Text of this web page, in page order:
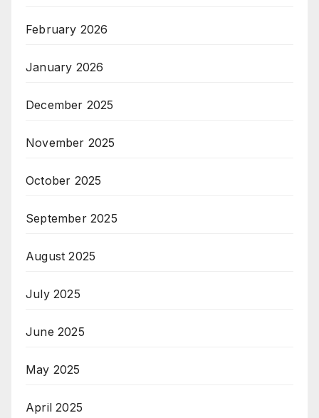
February 2026
January 2026
December 2025
November 2025
October 2025
September 2025
August 2025
July 2025
June 2025
May 2025
April 2025